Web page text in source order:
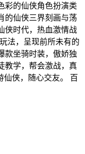
彩的仙侠角色扮演类
的仙侠三界刻画与荡
侠时代，热血激情战
法，呈现前所未有的
款坐骑时装，傲娇独
教学，帮会激战，真
仙侠，随心交友。 百